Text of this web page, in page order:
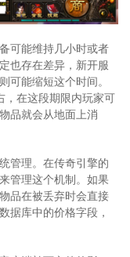
可能维持几小时或者
也存在差异，新开服
可能缩短这个时间。
，在这段期限内玩家可
品就会从地面上消
管理。在传奇引擎的
管理这个机制。如果
品在被丢弃时会直接
据库中的价格字段，